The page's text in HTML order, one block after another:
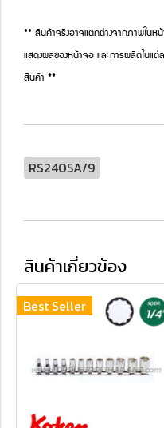
** สินค้าจริงอาจแตกต่างจากภาพในห
แสดงผลของหน้าจอ และการผลิตในแ
สินค้า **
RS2405A/9
สินค้าเกี่ยวข้อง
Best Seller